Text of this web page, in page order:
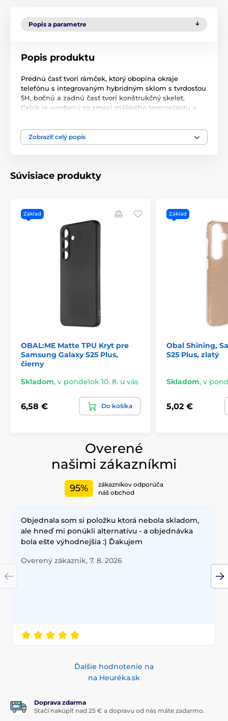
Popis a parametre
Popis produktu
Prednú časť tvorí rámček, ktorý obopína okraje
telefónu s integrovaným hybridným sklom s tvrdosťou
5H, bočnú a zadnú časť tvorí konštrukčný skelet.
Celok je vyrobený zo zmesi mäkkého termoplastu a
Mierne vyvýšený rámik okolo fotoaparátu a obrazovky
Vlastnostné produktu:
Balené v originálnej krabici
Tenké a ľahké
Jedinečné
Zobraziť celý popis
Súvisiace produkty
Základ
OBAL:ME Matte TPU Kryt pre
Samsung Galaxy S25 Plus,
čierny
Skladom, v pondelok 10. 8. u vás
6,58 € Do košíka
Základ
Obal Shining,
S25 Plus, zlatý
Skladom, v
5,02 €
Overené
našimi zákazníkmi
95%
zákazníkov odporúča
náš obchod
Objednala som si položku ktorá nebola skladom,
ale hneď mi ponúkli alternatívu - a objednávka
bola ešte výhodnejšia :) Ďakujem
Overený zákazník, 7. 8. 2026
Ďalšie hodnotenie na
na Heuréka.sk
Doprava zdarma
Stačí nakúpiť nad 25 € a dopravu od nás máte zadarmo.